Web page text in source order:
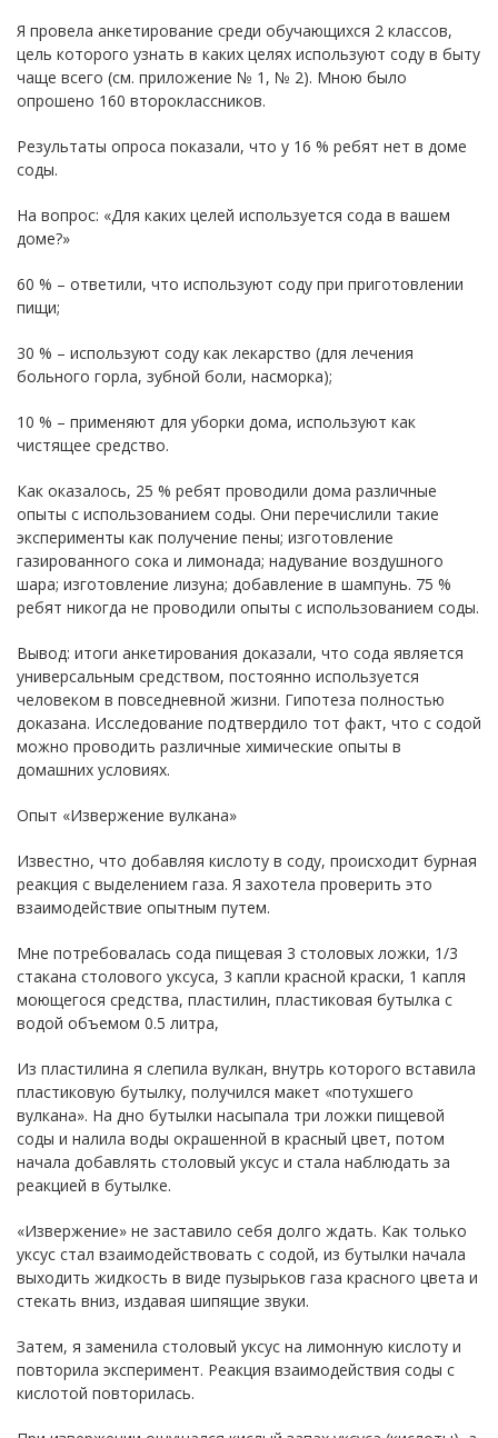
Я провела анкетирование среди обучающихся 2 классов,
цель которого узнать в каких целях используют соду в быту
чаще всего (см. приложение № 1, № 2). Мною было
опрошено 160 второклассников.
Результаты опроса показали, что у 16 % ребят нет в доме
соды.
На вопрос: «Для каких целей используется сода в вашем
доме?»
60 % – ответили, что используют соду при приготовлении
пищи;
30 % – используют соду как лекарство (для лечения
больного горла, зубной боли, насморка);
10 % – применяют для уборки дома, используют как
чистящее средство.
Как оказалось, 25 % ребят проводили дома различные
опыты с использованием соды. Они перечислили такие
эксперименты как получение пены; изготовление
газированного сока и лимонада; надувание воздушного
шара; изготовление лизуна; добавление в шампунь. 75 %
ребят никогда не проводили опыты с использованием соды.
Вывод: итоги анкетирования доказали, что сода является
универсальным средством, постоянно используется
человеком в повседневной жизни. Гипотеза полностью
доказана. Исследование подтвердило тот факт, что с содой
можно проводить различные химические опыты в
домашних условиях.
Опыт «Извержение вулкана»
Известно, что добавляя кислоту в соду, происходит бурная
реакция с выделением газа. Я захотела проверить это
взаимодействие опытным путем.
Мне потребовалась сода пищевая 3 столовых ложки, 1/3
стакана столового уксуса, 3 капли красной краски, 1 капля
моющегося средства, пластилин, пластиковая бутылка с
водой объемом 0.5 литра,
Из пластилина я слепила вулкан, внутрь которого вставила
пластиковую бутылку, получился макет «потухшего
вулкана». На дно бутылки насыпала три ложки пищевой
соды и налила воды окрашенной в красный цвет, потом
начала добавлять столовый уксус и стала наблюдать за
реакцией в бутылке.
«Извержение» не заставило себя долго ждать. Как только
уксус стал взаимодействовать с содой, из бутылки начала
выходить жидкость в виде пузырьков газа красного цвета и
стекать вниз, издавая шипящие звуки.
Затем, я заменила столовый уксус на лимонную кислоту и
повторила эксперимент. Реакция взаимодействия соды с
кислотой повторилась.